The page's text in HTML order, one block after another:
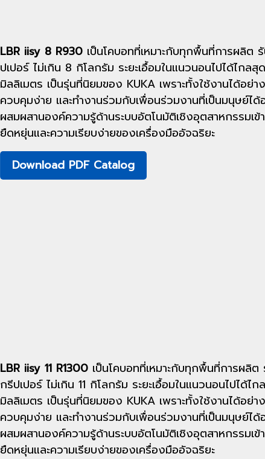
LBR iisy 8 R930 เป็นโคบอทที่เหมาะกับทุกพื้นที่การผลิต
ปเปอร์ ไม่เกิน 8 กิโลกรัม ระยะเอื้อมในแนวนอนไปได้ไกล
มิลลิเมตร เป็นรุ่นที่นิยมของ KUKA เพราะทั้งใช้งานได้อย่
ควบคุมง่าย และทำงานร่วมกับเพื่อนร่วมงานที่เป็นมนุษย์ได้
ผสมผสานองค์ความรู้ด้านระบบอัตโนมัติเชิงอุตสาหกรรมเข้
ยืดหยุ่นและความเรียบง่ายของเครื่องมืออัจฉริยะ
Download PDF Catalog
LBR iisy 11 R1300 เป็นโคบอทที่เหมาะกับทุกพื้นที่การผลิ
กรีปเปอร์ ไม่เกิน 11 กิโลกรัม ระยะเอื้อมในแนวนอนไปได้ไ
มิลลิเมตร เป็นรุ่นที่นิยมของ KUKA เพราะทั้งใช้งานได้อย่
ควบคุมง่าย และทำงานร่วมกับเพื่อนร่วมงานที่เป็นมนุษย์ได้
ผสมผสานองค์ความรู้ด้านระบบอัตโนมัติเชิงอุตสาหกรรมเข้
ยืดหยุ่นและความเรียบง่ายของเครื่องมืออัจฉริยะ